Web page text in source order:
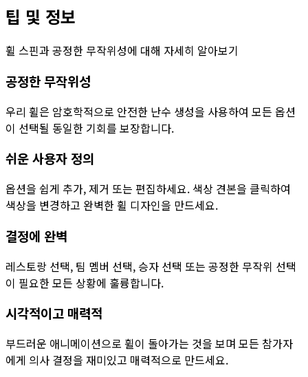
팁 및 정보
휠 스핀과 공정한 무작위성에 대해 자세히 알아보기
공정한 무작위성
우리 휠은 암호학적으로 안전한 난수 생성을 사용하여 모든 옵션
이 선택될 동일한 기회를 보장합니다.
쉬운 사용자 정의
옵션을 쉽게 추가, 제거 또는 편집하세요. 색상 견본을 클릭하여
색상을 변경하고 완벽한 휠 디자인을 만드세요.
결정에 완벽
레스토랑 선택, 팀 멤버 선택, 승자 선택 또는 공정한 무작위 선택
이 필요한 모든 상황에 훌륭합니다.
시각적이고 매력적
부드러운 애니메이션으로 휠이 돌아가는 것을 보며 모든 참가자
에게 의사 결정을 재미있고 매력적으로 만드세요.